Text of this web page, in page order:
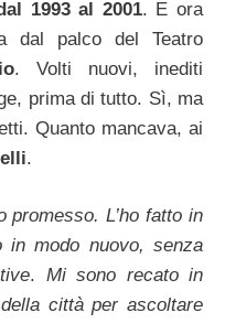
1993 al 2001. E ora
dal palco del Teatro
. Volti nuovi, inediti
prima di tutto. Sì, ma
Quanto mancava, ai
.
L’ho fatto in
in modo nuovo, senza
. Mi sono recato in
città per ascoltare